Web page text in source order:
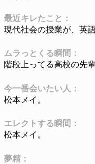
最近キレたこと：
現代社会の授業が、英
ムラっとくる瞬間：
階段上ってる高校の先輩
今一番会いたい人：
松本メイ。
エレクトする瞬間：
松本メイ。
夢精：